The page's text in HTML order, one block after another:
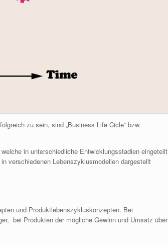
zu sein, sind „Business Life Cicle“ bzw.
in unterschiedliche Entwicklungsstadien eingeteilt
verschiedenen Lebenszyklusmodellen dargestellt
und Produktlebenszykluskonzepten. Bei
bei Produkten der mögliche Gewinn und Umsatz über